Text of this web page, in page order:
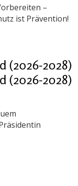
–
ist Prävention!
(2026-2028)
(2026-2028)